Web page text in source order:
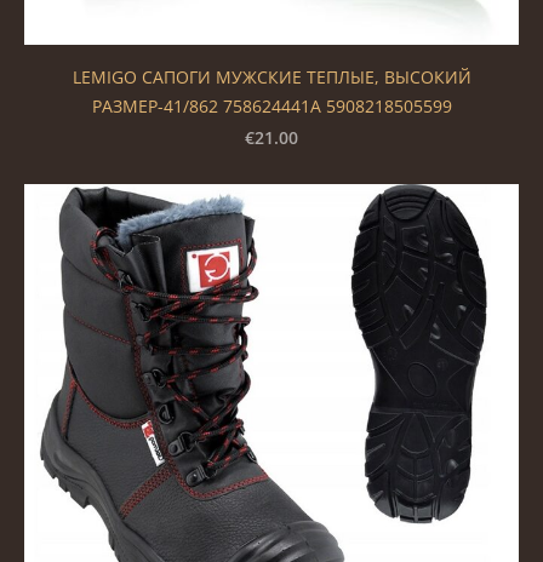
LEMIGO САПОГИ МУЖСКИЕ ТЕПЛЫЕ, ВЫСОКИЙ
РАЗМЕР-41/862 758624441А 5908218505599
€21.00